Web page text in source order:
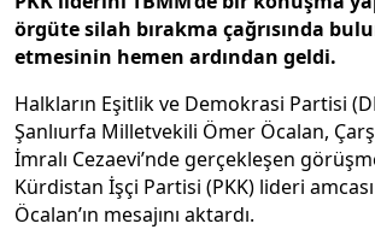
örgüte silah bırakma çağrısında
etmesinin hemen ardından geldi.
Halkların Eşitlik ve Demokrasi Partisi
Şanlıurfa Milletvekili Ömer Öcalan,
İmralı Cezaevi’nde gerçekleşen
Kürdistan İşçi Partisi (PKK) lideri
Öcalan’ın mesajını aktardı.